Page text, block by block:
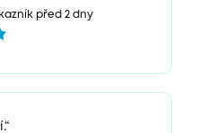
před 2 dny